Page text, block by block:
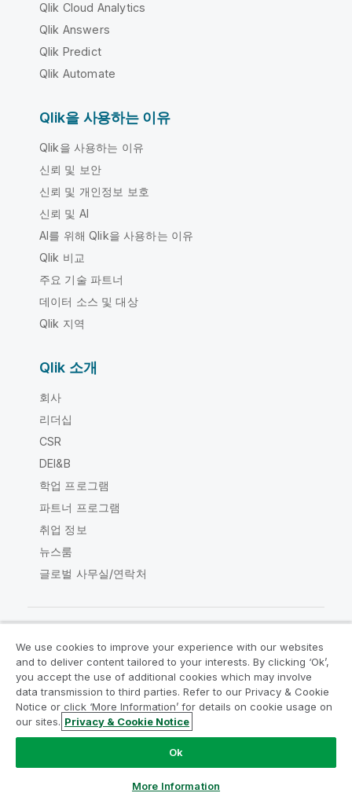
Qlik Cloud Analytics
Qlik Answers
Qlik Predict
Qlik Automate
Qlik을 사용하는 이유
Qlik을 사용하는 이유
신뢰 및 보안
신뢰 및 개인정보 보호
신뢰 및 AI
AI를 위해 Qlik을 사용하는 이유
Qlik 비교
주요 기술 파트너
데이터 소스 및 대상
Qlik 지역
Qlik 소개
회사
리더십
CSR
DEI&B
학업 프로그램
파트너 프로그램
취업 정보
뉴스룸
글로벌 사무실/연락처
Qlik Community
법적 계약 제품 약관
Legal Policies
Legal Policies
사용 약관
Do Not Share My Info
Copyright © 1993-2026 QlikTech International AB. 무단 전재
We use cookies to improve your experience with our websites
and to deliver content tailored to your interests. By clicking ‘Ok’,
you accept the use of additional cookies which may involve
data transmission to third parties. Refer to our Privacy & Cookie
Notice or click ‘More Information’ for details on cookie usage on
our sites. Privacy & Cookie Notice
Ok
More Information